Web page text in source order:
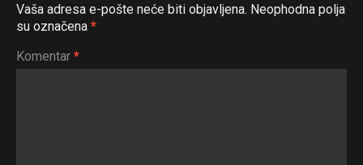
Vaša adresa e-pošte neće biti objavljena. Neophodna polja
su označena *
Komentar *
Reddit